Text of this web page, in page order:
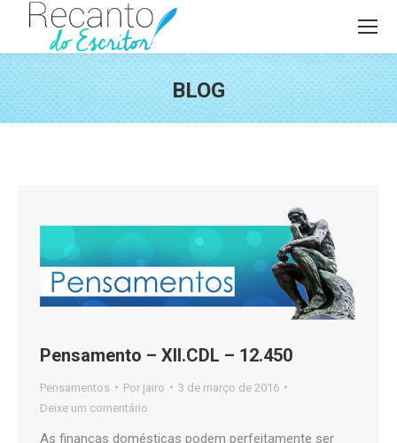
BLOG
Pensamento – XII.CDL – 12.450
Pensamentos Por jairo
3 de março de 2016
Deixe um comentário
As finanças domésticas podem perfeitamente ser